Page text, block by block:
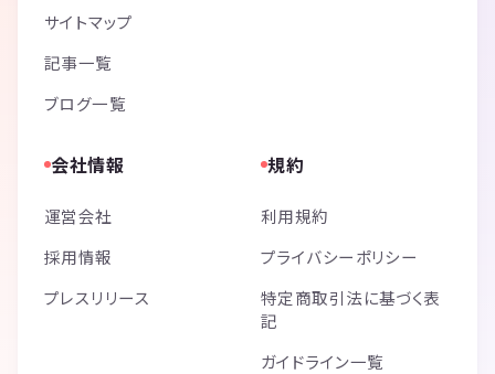
サイトマップ
記事一覧
ブログ一覧
会社情報
運営会社
採用情報
プレスリリース
規約
利用規約
プライバシーポリシー
特定商取引法に基づく表
記
ガイドライン一覧